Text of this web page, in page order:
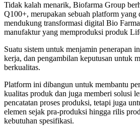
Tidak kalah menarik, Biofarma Group
Q100+, merupakan sebuah platform yang
mendukung transformasi digital Bio
manufaktur yang memproduksi produk
Suatu sistem untuk menjamin penerapan
kerja, dan pengambilan keputusan untuk
berkualitas.
Platform ini dibangun untuk membantu
kualitas produk dan juga memberi solusi
pencatatan proses produksi, tetapi juga
elemen sejak pra-produksi hingga rilis
kebutuhan spesifikasi.